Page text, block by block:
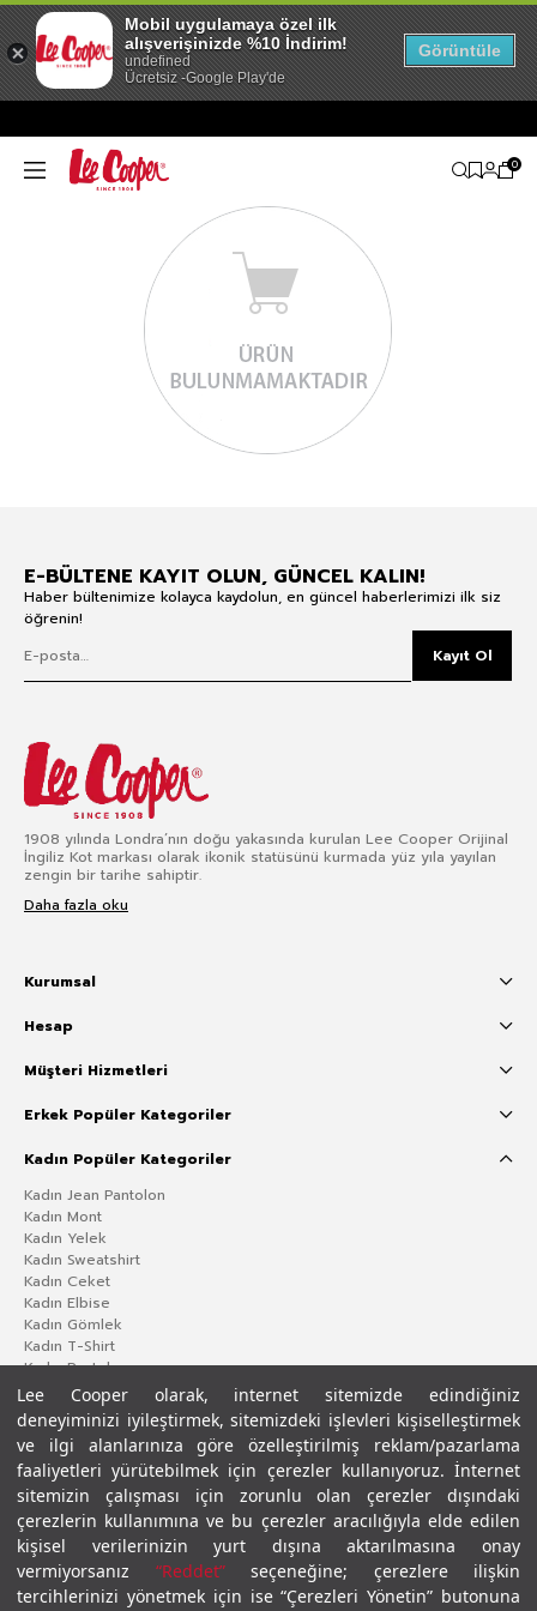
Lee Cooper olarak, internet sitemizde edindiğiniz
deneyiminizi iyileştirmek, sitemizdeki işlevleri kişiselleştirmek
ve ilgi alanlarınıza göre özelleştirilmiş reklam/pazarlama
faaliyetleri yürütebilmek için çerezler kullanıyoruz. İnternet
sitemizin çalışması için zorunlu olan çerezler dışındaki
çerezlerin kullanımına ve bu çerezler aracılığıyla elde edilen
kişisel verilerinizin yurt dışına aktarılmasına onay
vermiyorsanız “Reddet”seçeneğine; çerezlere ilişkin
tercihlerinizi yönetmek için ise “Çerezleri Yönetin” butonuna
0
E-BÜLTENE KAYIT OLUN, GÜNCEL KALIN!
Haber bültenimize kolayca kaydolun, en güncel haberlerimizi ilk siz
öğrenin!
Kayıt Ol
1908 yılında Londra’nın doğu yakasında kurulan Lee Cooper Orijinal
İngiliz Kot markası olarak ikonik statüsünü kurmada yüz yıla yayılan
zengin bir tarihe sahiptir.
Daha fazla oku
Kurumsal
Hesap
Müşteri Hizmetleri
Erkek Popüler Kategoriler
Kadın Popüler Kategoriler
Kadın Jean Pantolon
Kadın Mont
Kadın Yelek
Kadın Sweatshirt
Kadın Ceket
Kadın Elbise
Kadın Gömlek
Kadın T-Shirt
Kadın Pantolon
Gizlilik PolitikasıÇerez PolitikasıKVKK Aydınlatma MetniŞartlar ve Koşullar
Mobil uygulamaya özel ilk
alışverişinizde %10 İndirim!
undefined
Ücretsiz -Google Play'de
Görüntüle